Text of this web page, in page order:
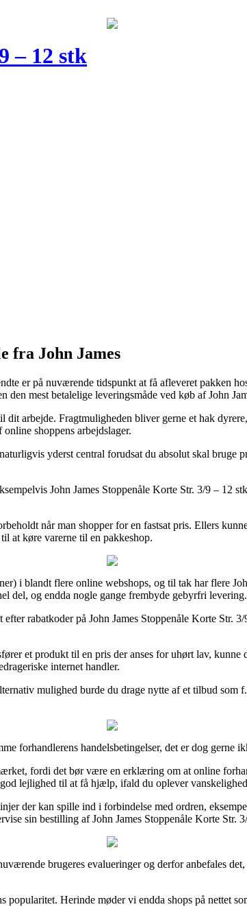
– 12 stk
fra John James
er på nuværende tidspunkt at få afleveret pakken
mest betalelige leveringsmåde ved køb af John
arbejde. Fragtmuligheden bliver gerne et hak
shoppens arbejdslager.
yderst central forudsat du absolut skal bruge
John James Stoppenåle Korte Str. 3/9 – 12
når man shopper for en fastsat pris. Ellers
at køre varerne til en pakkeshop.
i blandt flere online webshops, og til tak har flere
del, og endda nogle gange frembyde gebyrfri levering.
rabatkoder på John James Stoppenåle Korte Str.
et produkt til en pris der anses for uhørt lav,
internet handler.
mulighed burde du drage nytte af et tilbud
forhandlerens handelsbetingelser, det er dog gerne
fordi det bør være en erklæring om at online
lejlighed til at få hjælp, ifald du oplever
der kan spille ind i forbindelse med ordren,
sin bestilling af John James Stoppenåle Korte
brugeres evalueringer og derfor anbefales
Herinde møder vi endda shops på nettet